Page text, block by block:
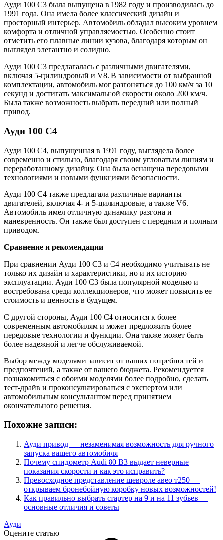
Ауди 100 С3 была выпущена в 1982 году и производилась до
1991 года. Она имела более классический дизайн и
просторный интерьер. Автомобиль обладал высоким уровнем
комфорта и отличной управляемостью. Особенно стоит
отметить его плавные линии кузова, благодаря которым он
выглядел элегантно и солидно.
Ауди 100 С3 предлагалась с различными двигателями,
включая 5-цилиндровый и V8. В зависимости от выбранной
комплектации, автомобиль мог разгоняться до 100 км/ч за 10
секунд и достигать максимальной скорости около 200 км/ч.
Была также возможность выбрать передний или полный
привод.
Ауди 100 С4
Ауди 100 С4, выпущенная в 1991 году, выглядела более
современно и стильно, благодаря своим угловатым линиям и
переработанному дизайну. Она была оснащена передовыми
технологиями и новыми функциями безопасности.
Ауди 100 С4 также предлагала различные варианты
двигателей, включая 4- и 5-цилиндровые, а также V6.
Автомобиль имел отличную динамику разгона и
маневренность. Он также был доступен с передним и полным
приводом.
Сравнение и рекомендации
При сравнении Ауди 100 С3 и С4 необходимо учитывать не
только их дизайн и характеристики, но и их историю
эксплуатации. Ауди 100 С3 была популярной моделью и
востребована среди коллекционеров, что может повысить ее
стоимость и ценность в будущем.
С другой стороны, Ауди 100 С4 относится к более
современным автомобилям и может предложить более
передовые технологии и функции. Она также может быть
более надежной и легче обслуживаемой.
Выбор между моделями зависит от ваших потребностей и
предпочтений, а также от вашего бюджета. Рекомендуется
познакомиться с обоими моделями более подробно, сделать
тест-драйв и проконсультироваться с экспертом или
автомобильным консультантом перед принятием
окончательного решения.
Похожие записи:
Ауди привод — незаменимая возможность для ручного
запуска вашего автомобиля
Почему спидометр Audi 80 B3 выдает неверные
показания скорости и как это исправить?
Превосходное представление шевроле авео т250 —
открываем бронебойную коробку новых возможностей!
Как правильно выбрать стартер на 9 и на 11 зубьев —
основные отличия и советы
Ауди
Оцените статью